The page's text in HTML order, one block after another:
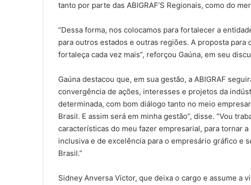
tanto por parte das ABIGRAF’S Regionais, como do
“Dessa forma, nos colocamos para fortalecer a
para outros estados e outras regiões. A proposta
fortaleça cada vez mais”, reforçou Gaúna, em seu
Gaúna destacou que, em sua gestão, a ABIGRAF
convergência de ações, interesses e projetos da
determinada, com bom diálogo tanto no meio
Brasil. E assim será em minha gestão”, disse. “Vou
características do meu fazer empresarial, para tornar
inclusiva e de excelência para o empresário gráfico e
Brasil.”
Sidney Anversa Victor, que deixa o cargo e assume a